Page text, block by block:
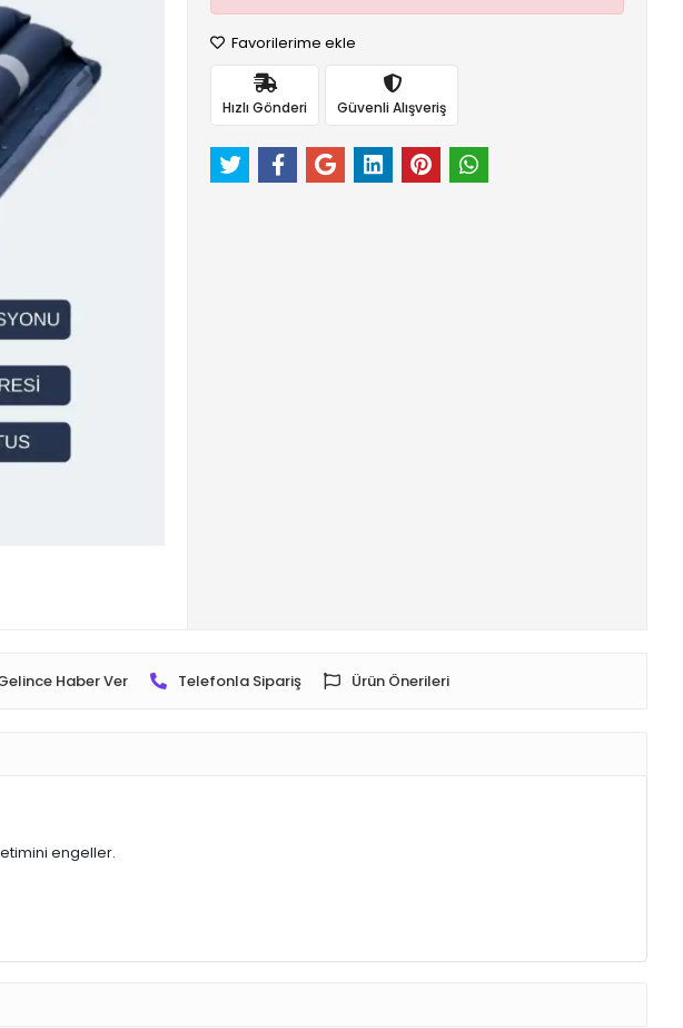
Favorilerime ekle
Hızlı Gönderi Güvenli Alışveriş
Haber Ver Telefonla Sipariş Ürün Önerileri
engeller.